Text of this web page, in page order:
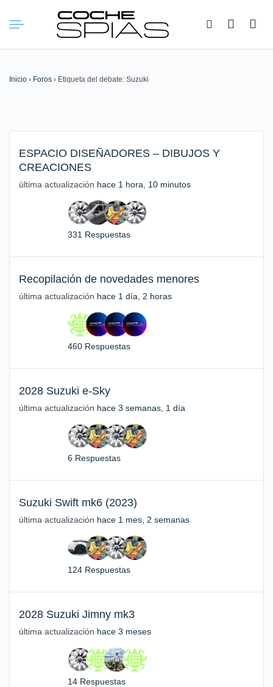
Buscar:
Inicio › Foros › Etiqueta del debate: Suzuki
ESPACIO DISEÑADORES – DIBUJOS Y
CREACIONES
última actualización hace 1 hora, 10 minutos
331 Respuestas
Recopilación de novedades menores
última actualización hace 1 día, 2 horas
460 Respuestas
2028 Suzuki e-Sky
última actualización hace 3 semanas, 1 día
6 Respuestas
Suzuki Swift mk6 (2023)
última actualización hace 1 mes, 2 semanas
124 Respuestas
2028 Suzuki Jimny mk3
última actualización hace 3 meses
14 Respuestas